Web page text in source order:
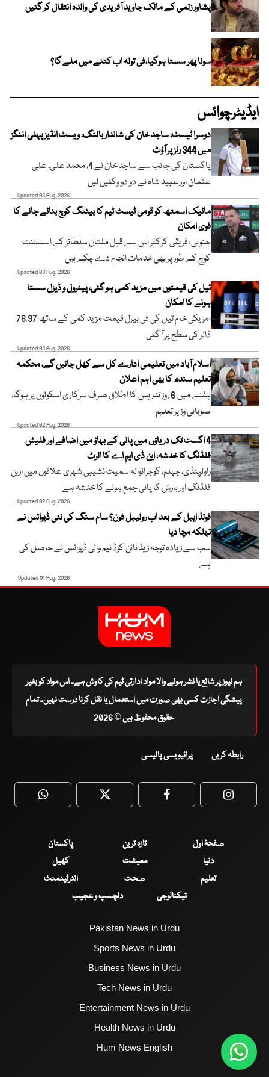
پشاور زلمی کے مالک جاوید آفریدی کی والدہ انتقال کر گئیں
سونا پھر سستا ہوگیا،فی تولہ اب کتنے میں ملے گا؟
ایڈیٹرچوائس
دوسرا ٹیسٹ، ساجد خان کی شاندار بالنگ، ویسٹ انڈیز پہلی اننگز
میں 344 رنز پر آؤٹ
پاکستان کی جانب سے ساجد خان نے 4، محمد علی، علی
عثمان اور عبید شاہ نے دو دو وکٹیں لیں
Updated 03 Aug, 2026
مائیک اسمتھ کو قومی ٹیسٹ ٹیم کا بیٹنگ کوچ بنائے جانے کا
قوی امکان
جنوبی افریقی کرکٹر اس سے قبل ملتان سلطانز کے اسسٹنٹ
کوچ کے طور پر بھی خدمات انجام دے چکے ہیں
Updated 03 Aug, 2026
تیل کی قیمتوں میں مزید کمی ہو گئی، پیٹرول و ڈیزل سستا
ہونے کا امکان
امریکی خام تیل کی فی بیرل قیمت مزید کمی کے ساتھ 78.97
ڈالر کی سطح پر آ گئی
Updated 03 Aug, 2026
اسلام آباد میں تعلیمی ادارے کل سے کھل جائیں گے، محکمہ
تعلیم سندھ کا بھی اہم اعلان
ہفتے میں 6 روز تدریس کا اطلاق صرف سرکاری اسکولوں پر ہوگا،
صوبائی وزیر تعلیم
Updated 02 Aug, 2026
4 اگست تک دریاؤں میں پانی کے بہاؤ میں اضافے اور فلیش
فلڈنگ کا خدشہ، این ڈی ایم اے کا الرٹ
راولپنڈی، جہلم، گوجرانوالہ سمیت نشیبی شہری علاقوں میں اربن
فلڈنگ اور بارش کا پانی جمع ہونے کا خدشہ ہے
Updated 02 Aug, 2026
فولڈ ایبل کے بعد اب رولیبل فون؟ سام سنگ کی نئی ڈیوائس نے
تہلکہ مچا دیا
سب سے زیادہ توجہ زیڈ نائن کوڈ نیم والی ڈیوائس نے حاصل کی
ہے
Updated 01 Aug, 2026
ہم نیوز پر شائع یا نشر ہونے والا مواد ادارتی ٹیم کی کاوش ہے۔ اس مواد کو بغیر
پیشگی اجازت کسی بھی صورت میں استعمال یا نقل کرنا درست نہیں۔ تمام
حقوق محفوظ ہیں © 2026
رابطہ کریں پرائیویسی پالیسی
WhatsApp Twitter Facebook
صفحۂ اول تازہ ترین
پاکستان
دنیا
معیشت
کھیل
تعلیم
صحت
انٹرٹینمنٹ
ٹیکنالوجی
دلچسپ و عجیب
Pakistan News in Urdu
Sports News in Urdu
Business News in Urdu
Tech News in Urdu
Entertainment News in Urdu
Health News in Urdu
Hum News English